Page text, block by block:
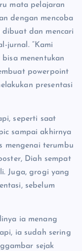
mata pelajaran
dengan mencoba
dan mencari
jurnal. “Kami
menentukan
powerpoint
presentasi
seperti saat
sampai akhirnya
mengenai terumbu
Diah sempat
Juga, grogi yang
sebelum
ia menang
ia sudah sering
sejak